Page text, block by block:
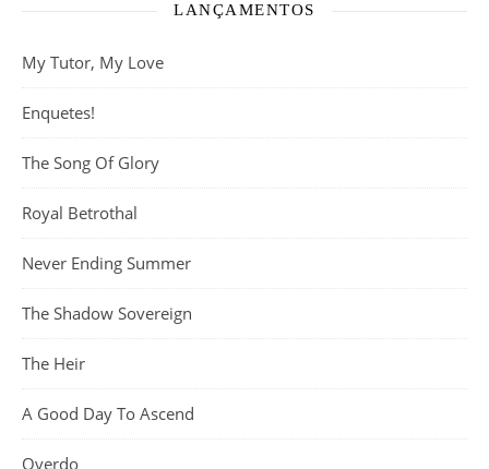
LANÇAMENTOS
My Tutor, My Love
Enquetes!
The Song Of Glory
Royal Betrothal
Never Ending Summer
The Shadow Sovereign
The Heir
A Good Day To Ascend
Overdo